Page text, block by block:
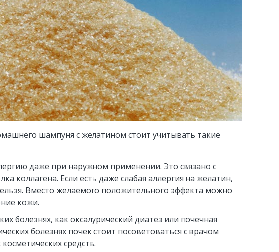
шампуня с желатином стоит учитывать такие
даже при наружном применении. Это связано с
коллагена. Если есть даже слабая аллергия на желатин,
Вместо желаемого положительного эффекта можно
кожи.
болезнях, как оксалурический диатез или почечная
болезнях почек стоит посоветоваться с врачом
средств.